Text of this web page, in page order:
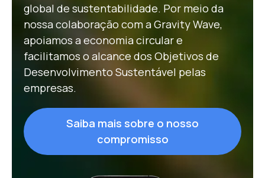
global de sustentabilidade. Por meio da
nossa colaboração com a Gravity Wave,
apoiamos a economia circular e
facilitamos o alcance dos Objetivos de
Desenvolvimento Sustentável pelas
empresas.
Saiba mais sobre o nosso
compromisso